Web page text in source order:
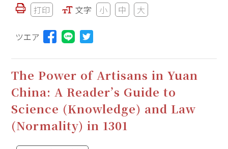
打印 文字 小 中 大
ツエア Lineに投稿する(新しいウィンドウを開く)
The Power of Artisans in Yuan
China: A Reader’s Guide to
Science (Knowledge) and Law
(Normality) in 1301